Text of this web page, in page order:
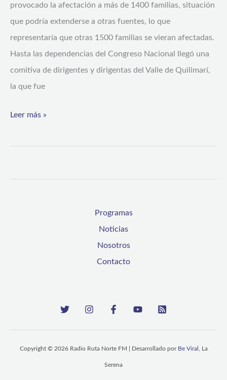
provocado la afectación a más de 1400 familias, situación
que podría extenderse a otras fuentes, lo que
representaría que otras 1500 familias se vieran afectadas.
Hasta las dependencias del Congreso Nacional llegó una
comitiva de dirigentes y dirigentas del Valle de Quilimarí,
la que fue
crisis
por
el
agua
del
valle
Leer más »
Programas
Noticias
Nosotros
Contacto
Copyright © 2026 Radio Ruta Norte FM | Desarrollado por Be Viral , La
Serena